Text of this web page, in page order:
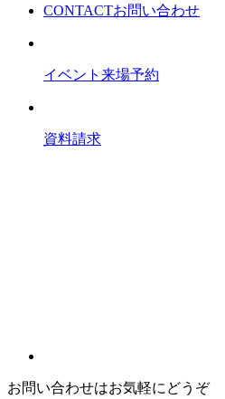
CONTACTお問い合わせ
イベント来場予約
資料請求
お問い合わせはお気軽にどうぞ